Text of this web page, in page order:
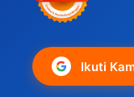
Ikuti